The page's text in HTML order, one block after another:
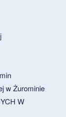
w Żurominie
W